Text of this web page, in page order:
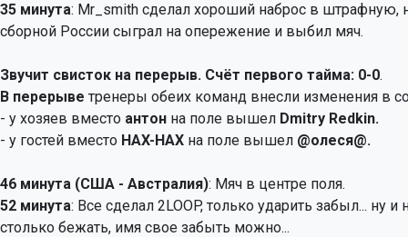
35 минута: Mr_smith сделал хороший наброс в штрафную,
сборной России сыграл на опережение и выбил мяч.
Звучит свисток на перерыв. Счёт первого тайма: 0-0.
В перерыве тренеры обеих команд внесли изменения в
- у хозяев вместо антон на поле вышел Dmitry Redkin.
- у гостей вместо HAX-HAX на поле вышел @олеся@.
46 минута (США - Австралия): Мяч в центре поля.
52 минута: Все сделал 2LOOP, только ударить забыл... ну
столько бежать, имя свое забыть можно...